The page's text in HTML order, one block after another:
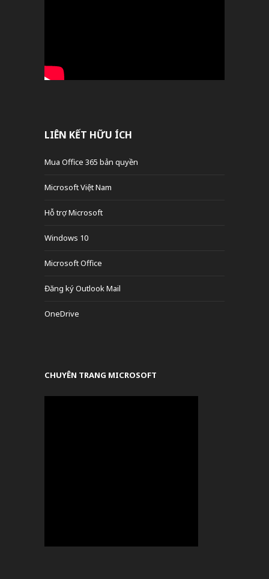
LIÊN KẾT HỮU ÍCH
Mua Office 365 bản quyền
Microsoft Việt Nam
Hỗ trợ Microsoft
Windows 10
Microsoft Office
Đăng ký Outlook Mail
OneDrive
CHUYÊN TRANG MICROSOFT